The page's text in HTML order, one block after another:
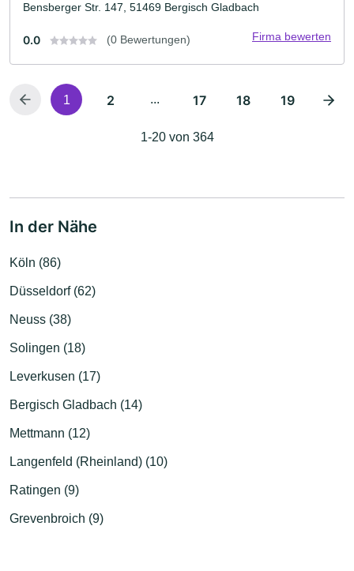
Bensberger Str. 147, 51469 Bergisch Gladbach
0.0 (0 Bewertungen) Firma bewerten
1 2 ... 17 18 19
1-20 von 364
In der Nähe
Köln (86)
Düsseldorf (62)
Neuss (38)
Solingen (18)
Leverkusen (17)
Bergisch Gladbach (14)
Mettmann (12)
Langenfeld (Rheinland) (10)
Ratingen (9)
Grevenbroich (9)